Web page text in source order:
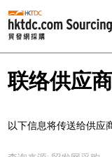
联络供应商
以下信息将传送给供应